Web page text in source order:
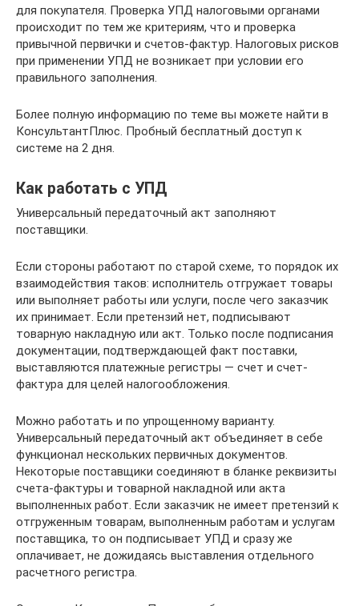
для покупателя. Проверка УПД налоговыми органами
происходит по тем же критериям, что и проверка
привычной первички и счетов-фактур. Налоговых рисков
при применении УПД не возникает при условии его
правильного заполнения.
Более полную информацию по теме вы можете найти в
КонсультантПлюс. Пробный бесплатный доступ к
системе на 2 дня.
Как работать с УПД
Универсальный передаточный акт заполняют
поставщики.
Если стороны работают по старой схеме, то порядок их
взаимодействия таков: исполнитель отгружает товары
или выполняет работы или услуги, после чего заказчик
их принимает. Если претензий нет, подписывают
товарную накладную или акт. Только после подписания
документации, подтверждающей факт поставки,
выставляются платежные регистры — счет и счет-
фактура для целей налогообложения.
Можно работать и по упрощенному варианту.
Универсальный передаточный акт объединяет в себе
функционал нескольких первичных документов.
Некоторые поставщики соединяют в бланке реквизиты
счета-фактуры и товарной накладной или акта
выполненных работ. Если заказчик не имеет претензий к
отгруженным товарам, выполненным работам и услугам
поставщика, то он подписывает УПД и сразу же
оплачивает, не дожидаясь выставления отдельного
расчетного регистра.